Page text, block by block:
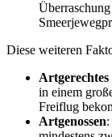
Diese weiteren
Artgerechtes
in einem
Freiflug
Artgenossen